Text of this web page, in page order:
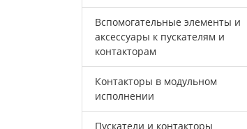
Вспомогательные элементы и
аксессуары к пускателям и
контакторам
Контакторы в модульном
исполнении
Пускатели и контакторы